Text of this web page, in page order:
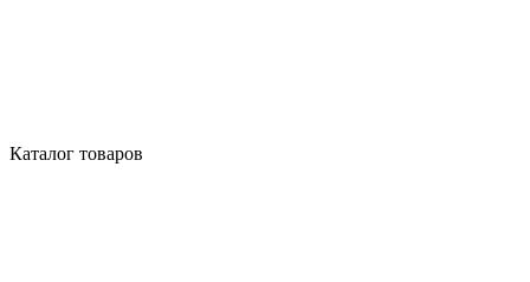
Каталог товаров